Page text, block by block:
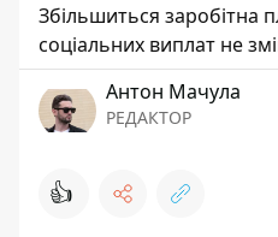
Збільшиться заробітна
соціальних виплат не
Антон Мачула
РЕДАКТОР
👍